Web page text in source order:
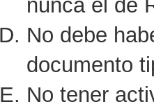
nunca el de
No debe
documento
No tener